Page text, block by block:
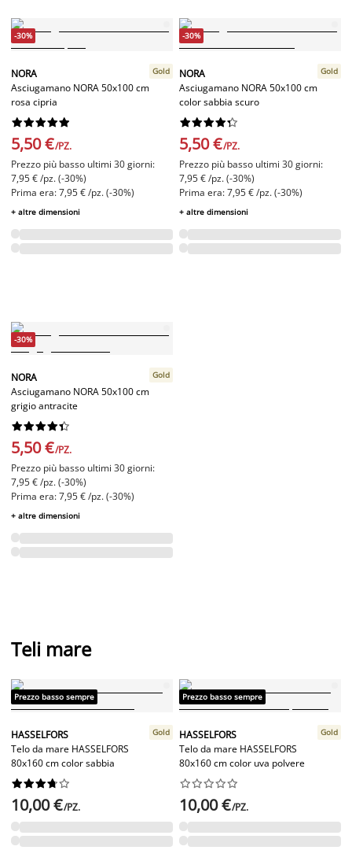
-30%
NORA
Asciugamano NORA 50x100 cm
rosa cipria
Gold






5,50 €/PZ.
Prezzo più basso ultimi 30 giorni:
7,95 € /pz. (-30%)
Prima era: 7,95 € /pz. (-30%)
+ altre dimensioni
-30%
NORA
Asciugamano NORA 50x100 cm
color sabbia scuro
Gold






5,50 €/PZ.
Prezzo più basso ultimi 30 giorni:
7,95 € /pz. (-30%)
Prima era: 7,95 € /pz. (-30%)
+ altre dimensioni
-30%
NORA
Asciugamano NORA 50x100 cm
grigio antracite
Gold






5,50 €/PZ.
Prezzo più basso ultimi 30 giorni:
7,95 € /pz. (-30%)
Prima era: 7,95 € /pz. (-30%)
+ altre dimensioni
Teli mare
Prezzo basso sempre
HASSELFORS
Telo da mare HASSELFORS
80x160 cm color sabbia
Gold






10,00 €/PZ.
Prezzo basso sempre
HASSELFORS
Telo da mare HASSELFORS
80x160 cm color uva polvere
Gold






10,00 €/PZ.